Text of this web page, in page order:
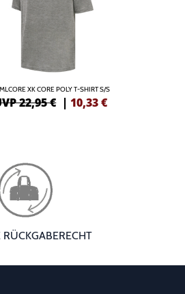
XK CORE POLY T-SHIRT S/S
22,95 € |10,33€